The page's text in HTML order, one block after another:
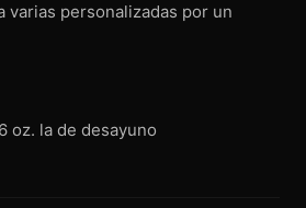
varias personalizadas por un
oz. la de desayuno